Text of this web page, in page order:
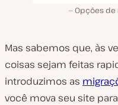
Opções de
Mas sabemos que, às
coisas sejam feitas
introduzimos as
você mova seu site